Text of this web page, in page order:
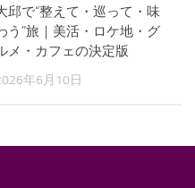
邱で“整えて・巡って・味
う”旅｜美活・ロケ地・グ
メ・カフェの決定版
年6月10日